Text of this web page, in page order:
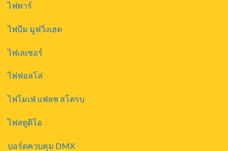
ไฟพาร์
ไฟบีม มูฟวิ่งเฮด
ไฟเลเซอร์
ไฟฟอลโล่
ไฟโมเฟ่ แฟลช สโตรบ
ไฟสตูดิโอ
บอร์ดควบคุม DMX